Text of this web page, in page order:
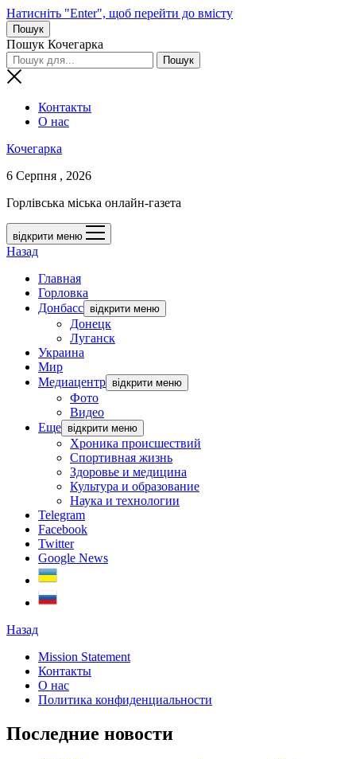
Натисніть "Enter", щоб перейти до вмісту
Пошук
Пошук Кочегарка
Контакты
О нас
Кочегарка
6 Серпня , 2026
Горлівська міська онлайн-газета
відкрити меню
Назад
Главная
Горловка
Донбасс відкрити меню
Донецк
Луганск
Украина
Мир
Медиацентр відкрити меню
Фото
Видео
Еще відкрити меню
Хроника происшествий
Спортивная жизнь
Здоровье и медицина
Культура и образование
Наука и технологии
Telegram
Facebook
Twitter
Google News
Назад
Mission Statement
Контакты
О нас
Политика конфиденциальности
Последние новости